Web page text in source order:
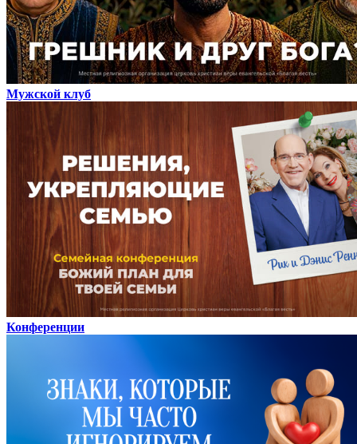
Мужской клуб
Конференции